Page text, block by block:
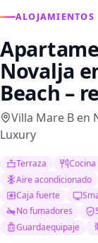
ALOJAMIENTOS
Novalja
Beach –
Villa Mare B en
Luxury
Terraza Cocina
Aire acondicionado
Caja fuerte
No fumadores
Guardaequipaje